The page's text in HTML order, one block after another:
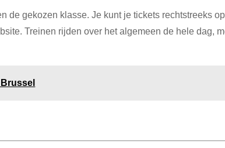
de gekozen klasse. Je kunt je tickets rechtstreeks
Treinen rijden over het algemeen de hele dag,